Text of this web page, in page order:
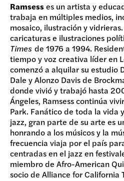
Ramsesses un artista y
trabaja en múltiples medios,
mosaico, ilustración y
caricaturas e ilustraciones
Times de 1976 a 1994.
tiempo y voz creativa líder en
comenzó a alquilar su estudio
Dale y Alonzo Davis de
donde vivió y trabajó hasta
Ángeles, Ramsess continúa
Park. Fanático de toda la vida
jazz, gran parte de su arte es
honrando a los músicos y la
frecuencia viaja por el país
centradas en el jazz en
miembro de Afro-American
socio de Alliance for California